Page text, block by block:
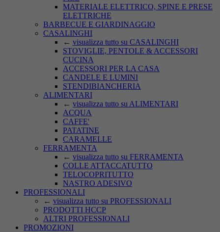
MATERIALE ELETTRICO, SPINE E PRESE
ELETTRICHE
BARBECUE E GIARDINAGGIO
CASALINGHI
← visualizza tutto su CASALINGHI
STOVIGLIE, PENTOLE & ACCESSORI
CUCINA
ACCESSORI PER LA CASA
CANDELE E LUMINI
STENDIBIANCHERIA
ALIMENTARI
← visualizza tutto su ALIMENTARI
ACQUA
CAFFE'
PATATINE
CARAMELLE
FERRAMENTA
← visualizza tutto su FERRAMENTA
COLLE ATTACCATUTTO
TELOCOPRITUTTO
NASTRO ADESIVO
PROFESSIONALI
← visualizza tutto su PROFESSIONALI
PRODOTTI HCCP
ALTRI PROFESSIONALI
PROMOZIONI